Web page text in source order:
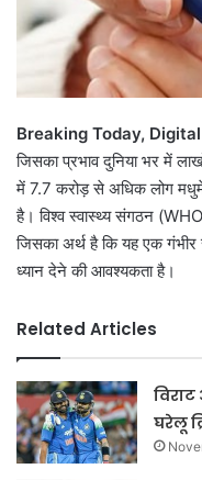
Breaking Today,
जिसका प्रभाव दुनिया भर में
में 7.7 करोड़ से अधिक लोग
है। विश्व स्वास्थ्य संगठन
जिसका अर्थ है कि यह एक गंभीर
ध्यान देने की आवश्यकता है।
Related Articles
घरेलू